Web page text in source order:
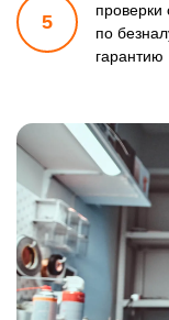
5
проверки
по
гарантию